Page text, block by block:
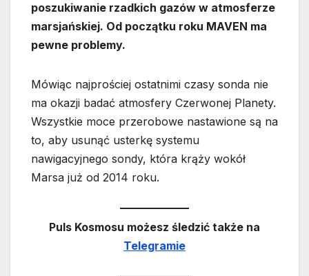
poszukiwanie rzadkich gazów w atmosferze
marsjańskiej. Od początku roku MAVEN ma
pewne problemy.
Mówiąc najprościej ostatnimi czasy sonda nie
ma okazji badać atmosfery Czerwonej Planety.
Wszystkie moce przerobowe nastawione są na
to, aby usunąć usterkę systemu
nawigacyjnego sondy, która krąży wokół
Marsa już od 2014 roku.
Puls Kosmosu możesz śledzić także na
Telegramie